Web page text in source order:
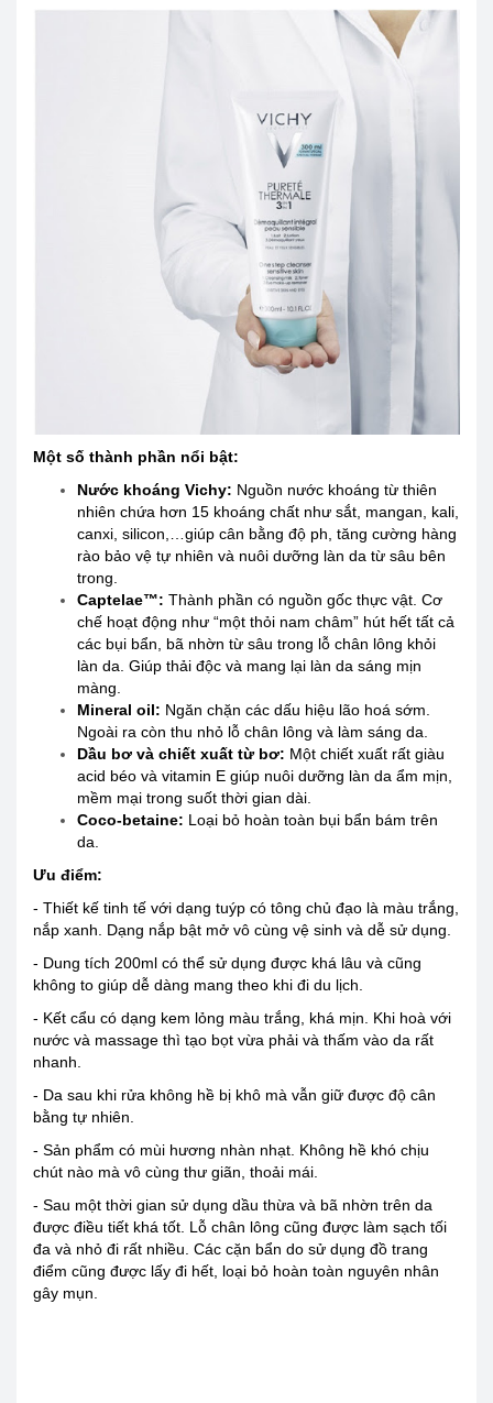
Một số thành phần nổi bật:
Nước khoáng Vichy: Nguồn nước khoáng từ thiên
nhiên chứa hơn 15 khoáng chất như sắt, mangan, kali,
canxi, silicon,…giúp cân bằng độ ph, tăng cường hàng
rào bảo vệ tự nhiên và nuôi dưỡng làn da từ sâu bên
trong.
Captelae™: Thành phần có nguồn gốc thực vật. Cơ
chế hoạt động như “một thỏi nam châm” hút hết tất cả
các bụi bẩn, bã nhờn từ sâu trong lỗ chân lông khỏi
làn da. Giúp thải độc và mang lại làn da sáng mịn
màng.
Mineral oil: Ngăn chặn các dấu hiệu lão hoá sớm.
Ngoài ra còn thu nhỏ lỗ chân lông và làm sáng da.
Dầu bơ và chiết xuất từ bơ: Một chiết xuất rất giàu
acid béo và vitamin E giúp nuôi dưỡng làn da ẩm mịn,
mềm mại trong suốt thời gian dài.
Coco-betaine: Loại bỏ hoàn toàn bụi bẩn bám trên
da.
Ưu điểm:
- Thiết kế tinh tế với dạng tuýp có tông chủ đạo là màu trắng,
nắp xanh. Dạng nắp bật mở vô cùng vệ sinh và dễ sử dụng.
- Dung tích 200ml có thể sử dụng được khá lâu và cũng
không to giúp dễ dàng mang theo khi đi du lịch.
- Kết cẩu có dạng kem lỏng màu trắng, khá mịn. Khi hoà với
nước và massage thì tạo bọt vừa phải và thấm vào da rất
nhanh.
- Da sau khi rửa không hề bị khô mà vẫn giữ được độ cân
bằng tự nhiên.
- Sản phẩm có mùi hương nhàn nhạt. Không hề khó chịu
chút nào mà vô cùng thư giãn, thoải mái.
- Sau một thời gian sử dụng dầu thừa và bã nhờn trên da
được điều tiết khá tốt. Lỗ chân lông cũng được làm sạch tối
đa và nhỏ đi rất nhiều. Các cặn bẩn do sử dụng đồ trang
điểm cũng được lấy đi hết, loại bỏ hoàn toàn nguyên nhân
gây mụn.